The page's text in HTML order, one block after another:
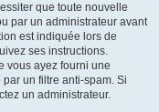
que toute nouvelle
par un administrateur avant
est indiquée lors de
ses instructions.
vous ayez fourni une
un filtre anti-spam. Si
un administrateur.